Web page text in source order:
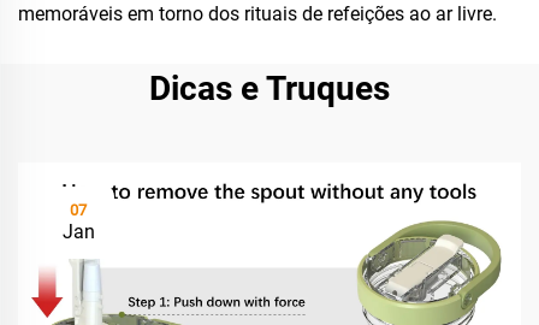
memoráveis em torno dos rituais de refeições ao ar livre.
Dicas e Truques
07
Jan